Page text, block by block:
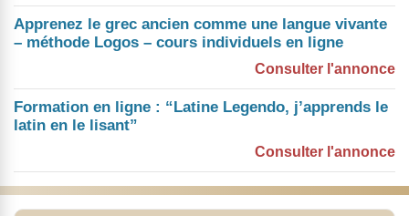
Apprenez le grec ancien comme une langue vivante
– méthode Logos – cours individuels en ligne
Consulter l'annonce
Formation en ligne : “Latine Legendo, j’apprends le
latin en le lisant”
Consulter l'annonce